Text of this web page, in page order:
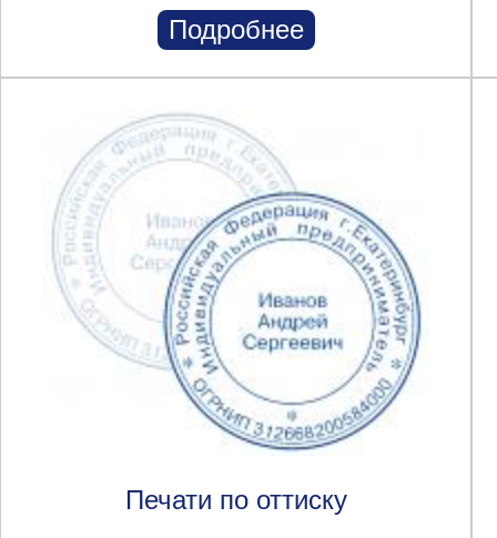
Подробнее
Печати по оттиску